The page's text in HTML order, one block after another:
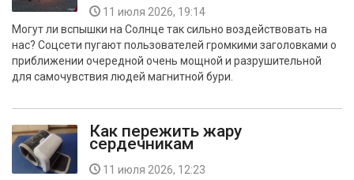
11 июля 2026, 19:14
Могут ли вспышки на Солнце так сильно воздействовать на
нас? Соцсети пугают пользователей громкими заголовками о
приближении очередной очень мощной и разрушительной
для самочувствия людей магнитной бури.
Как пережить жару
сердечникам
11 июля 2026, 12:23